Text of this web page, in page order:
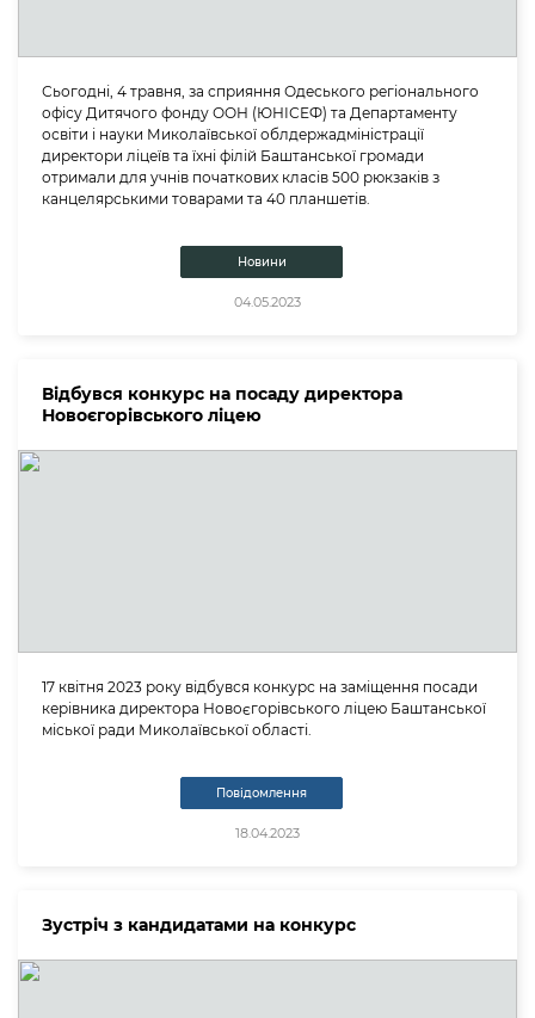
Сьогодні, 4 травня, за сприяння Одеського регіонального
офісу Дитячого фонду ООН (ЮНІСЕФ) та Департаменту
освіти і науки Миколаївської облдержадміністрації
директори ліцеїв та їхні філій Баштанської громади
отримали для учнів початкових класів 500 рюкзаків з
канцелярськими товарами та 40 планшетів.
Новини
04.05.2023
Відбувся конкурс на посаду директора
Новоєгорівського ліцею
17 квітня 2023 року відбувся конкурс на заміщення посади
керівника директора Новоєгорівського ліцею Баштанської
міської ради Миколаївської області.
Повідомлення
18.04.2023
Зустріч з кандидатами на конкурс